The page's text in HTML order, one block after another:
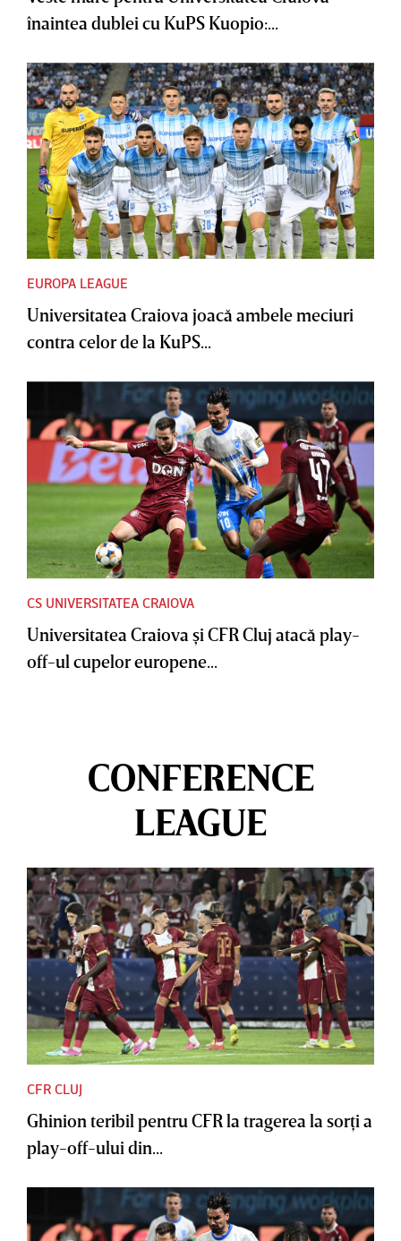
înaintea dublei cu KuPS Kuopio:...
EUROPA LEAGUE
Universitatea Craiova joacă ambele meciuri
contra celor de la KuPS...
CS UNIVERSITATEA CRAIOVA
Universitatea Craiova şi CFR Cluj atacă play-
off-ul cupelor europene...
CONFERENCE
LEAGUE
CFR CLUJ
Ghinion teribil pentru CFR la tragerea la sorţi a
play-off-ului din...